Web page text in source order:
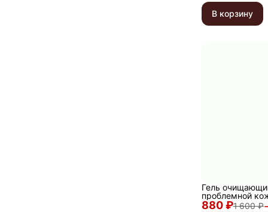
В корзину
880 ₽1 600 ₽−
Гель
проблемной
Acne Gel